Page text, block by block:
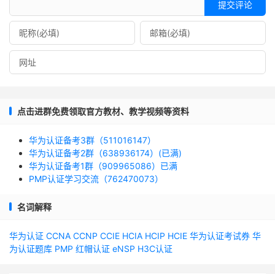
提交评论
点击进群免费领取官方教材、教学视频等资料
华为认证备考3群（511016147）
华为认证备考2群（638936174）(已满)
华为认证备考1群（909965086）已满
PMP认证学习交流（762470073）
名词解释
华为认证 CCNA CCNP CCIE HCIA HCIP HCIE 华为认证考试券 华
为认证题库 PMP 红帽认证 eNSP H3C认证